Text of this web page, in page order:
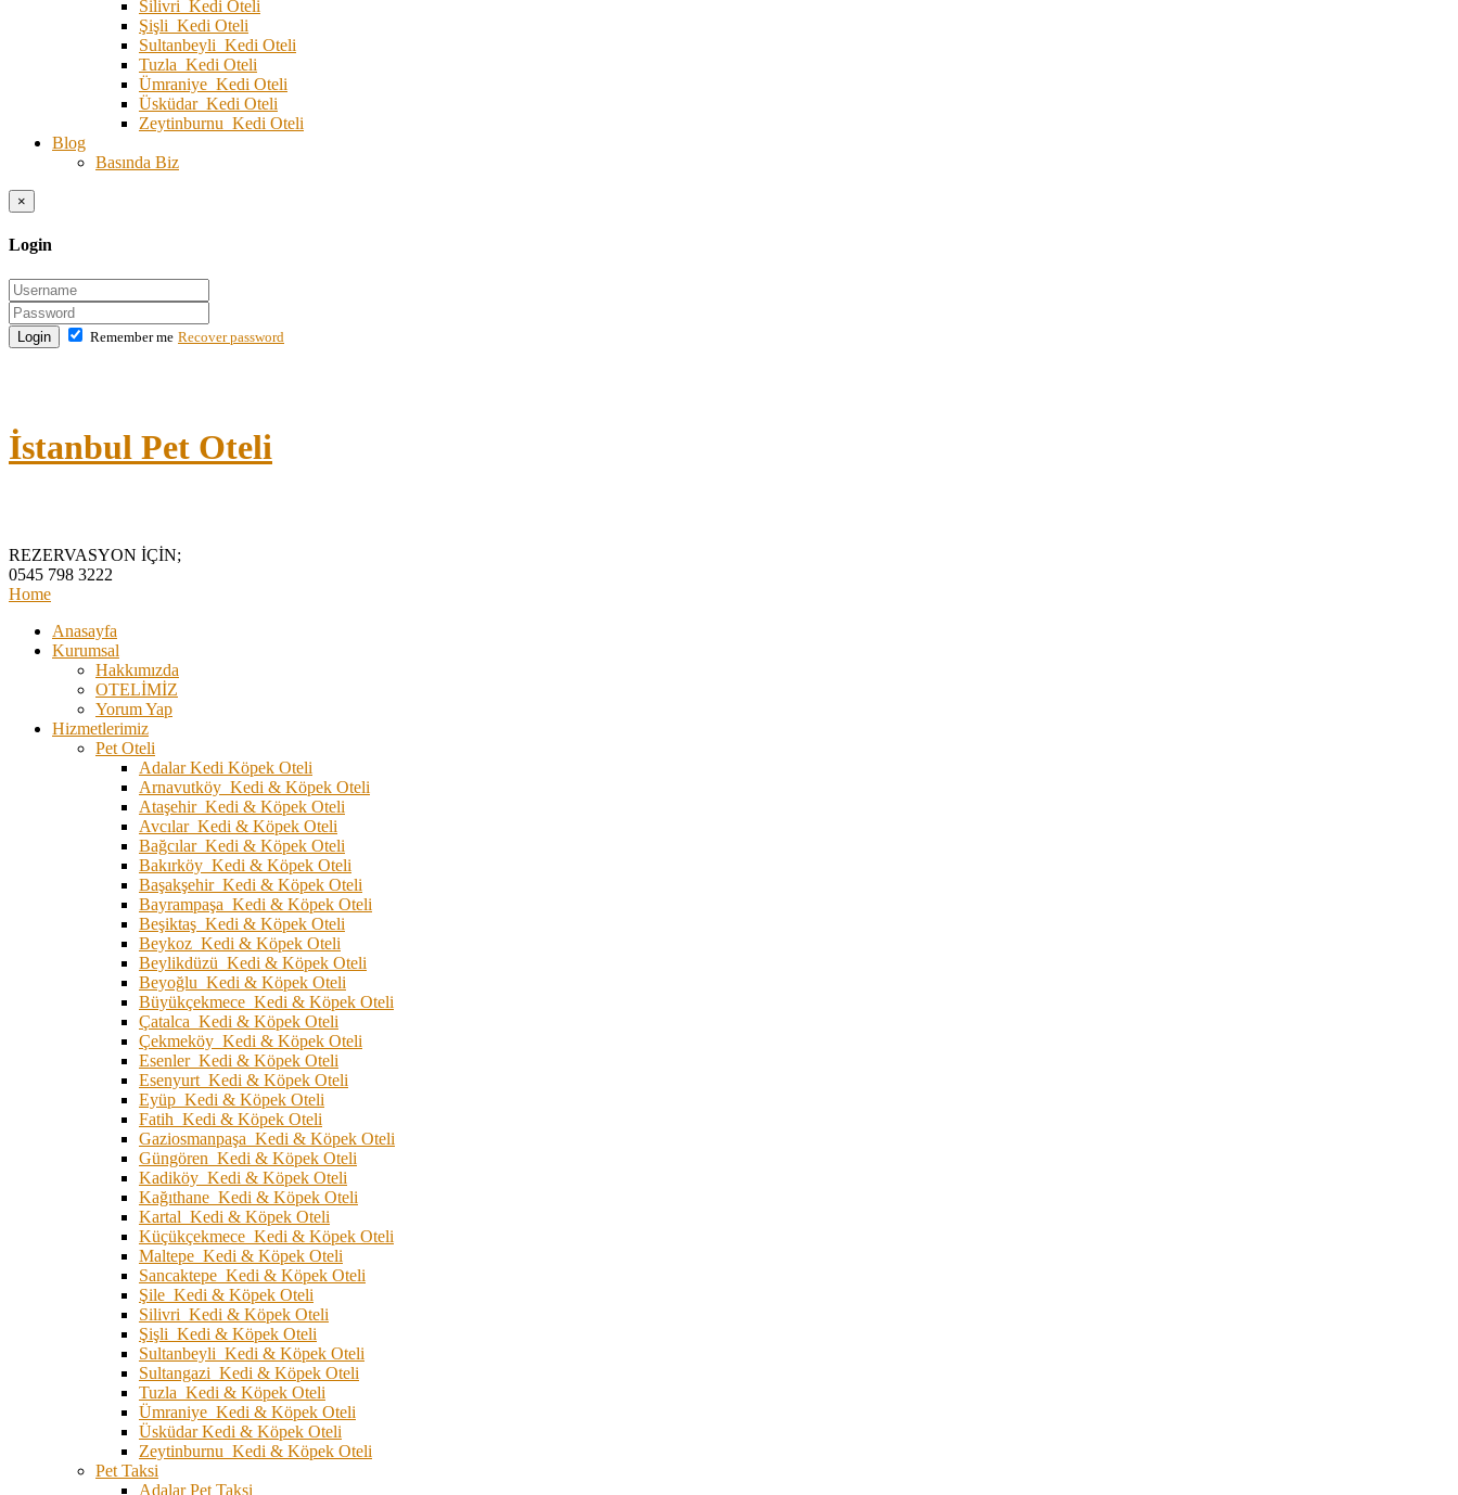
Silivri Kedi Oteli
Şişli Kedi Oteli
Sultanbeyli Kedi Oteli
Tuzla Kedi Oteli
Ümraniye Kedi Oteli
Üsküdar Kedi Oteli
Zeytinburnu Kedi Oteli
Blog
Basında Biz
×
Login
Login Remember me Recover password
İstanbul Pet Oteli
REZERVASYON İÇİN;
0545 798 3222
Home
Anasayfa
Kurumsal
Hakkımızda
OTELİMİZ
Yorum Yap
Hizmetlerimiz
Pet Oteli
Adalar Kedi Köpek Oteli
Arnavutköy Kedi & Köpek Oteli
Ataşehir Kedi & Köpek Oteli
Avcılar Kedi & Köpek Oteli
Bağcılar Kedi & Köpek Oteli
Bakırköy Kedi & Köpek Oteli
Başakşehir Kedi & Köpek Oteli
Bayrampaşa Kedi & Köpek Oteli
Beşiktaş Kedi & Köpek Oteli
Beykoz Kedi & Köpek Oteli
Beylikdüzü Kedi & Köpek Oteli
Beyoğlu Kedi & Köpek Oteli
Büyükçekmece Kedi & Köpek Oteli
Çatalca Kedi & Köpek Oteli
Çekmeköy Kedi & Köpek Oteli
Esenler Kedi & Köpek Oteli
Esenyurt Kedi & Köpek Oteli
Eyüp Kedi & Köpek Oteli
Fatih Kedi & Köpek Oteli
Gaziosmanpaşa Kedi & Köpek Oteli
Güngören Kedi & Köpek Oteli
Kadiköy Kedi & Köpek Oteli
Kağıthane Kedi & Köpek Oteli
Kartal Kedi & Köpek Oteli
Küçükçekmece Kedi & Köpek Oteli
Maltepe Kedi & Köpek Oteli
Sancaktepe Kedi & Köpek Oteli
Şile Kedi & Köpek Oteli
Silivri Kedi & Köpek Oteli
Şişli Kedi & Köpek Oteli
Sultanbeyli Kedi & Köpek Oteli
Sultangazi Kedi & Köpek Oteli
Tuzla Kedi & Köpek Oteli
Ümraniye Kedi & Köpek Oteli
Üsküdar Kedi & Köpek Oteli
Zeytinburnu Kedi & Köpek Oteli
Pet Taksi
Adalar Pet Taksi